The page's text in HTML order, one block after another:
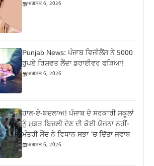
ਅਗਸਤ 6, 2026
Punjab News: ਪੰਜਾਬ ਵਿਜੀਲੈਂਸ ਨੇ 5000
ਰੁਪਏ ਰਿਸ਼ਵਤ ਲੈਂਦਾ ਡਰਾਈਵਰ ਫੜਿਆ!
ਅਗਸਤ 6, 2026
ਹਾਲ-ਏ-ਬਦਲਾਅ! ਪੰਜਾਬ ਦੇ ਸਰਕਾਰੀ ਸਕੂਲਾਂ
ਨੂੰ ਮੁਫ਼ਤ ਬਿਜਲੀ ਦੇਣ ਦੀ ਕੋਈ ਯੋਜਨਾ ਨਹੀਂ-
ਮੰਤਰੀ ਸੌਂਦ ਨੇ ਵਿਧਾਨ ਸਭਾ ‘ਚ ਦਿੱਤਾ ਜਵਾਬ
ਅਗਸਤ 6, 2026